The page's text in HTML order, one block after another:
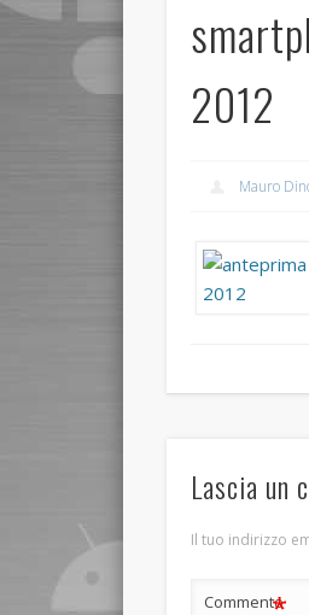
2012
Mauro
Lascia un
Il tuo indirizzo
Commento